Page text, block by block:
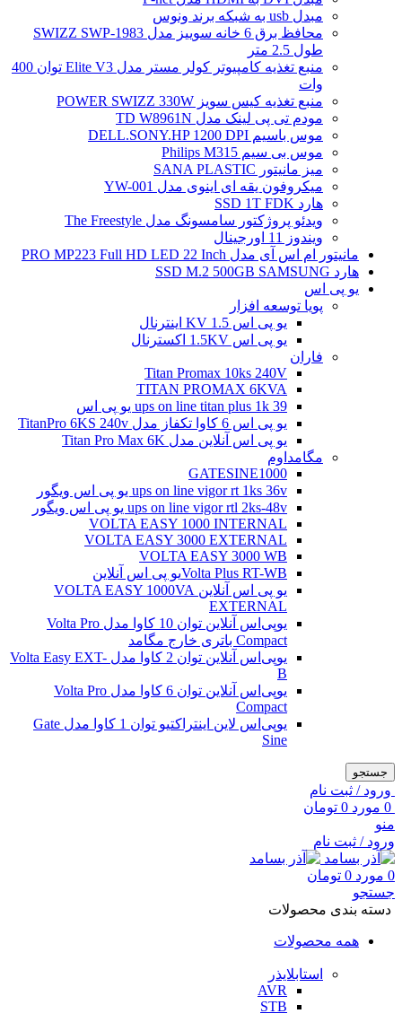
مبدل usb به شبکه برند ونوس
محافظ برق 6 خانه سوییز مدل SWIZZ SWP-1983
طول 2.5 متر
منبع تغذیه کامپیوتر کولر مستر مدل Elite V3 توان 400
وات
منبع تغذیه کیس سویز POWER SWIZZ 330W
مودم تی پی لینک مدل TD W8961N
موس باسیم DELL.SONY.HP 1200 DPI
موس بی سیم Philips M315
میز مانیتور SANA PLASTIC
میکروفون یقه ای اینوی مدل YW-001
هارد SSD 1T FDK
ویدئو پروژکتور سامسونگ مدل The Freestyle
ویندوز 11 اورجینال
مانیتور ام اس آی مدل PRO MP223 Full HD LED 22 Inch
هارد SSD M.2 500GB SAMSUNG
یو پی اس
پویا توسعه افزار
یو پی اس 1.5 KV اینترنال
یو پی اس 1.5KV اکسترنال
فاران
Titan Promax 10ks 240V
TITAN PROMAX 6KVA
ups on line titan plus 1k 39 یو پی اس
یو پی اس 6 کاوا تکفاز مدل TitanPro 6KS 240v
یو پی اس آنلاین مدل Titan Pro Max 6K
مگامداوم
GATESINE1000
ups on line vigor rt 1ks 36v یو پی اس ویگور
ups on line vigor rtl 2ks-48v یو پی اس ویگور
VOLTA EASY 1000 INTERNAL
VOLTA EASY 3000 EXTERNAL
VOLTA EASY 3000 WB
Volta Plus RT-WBیو پی اس آنلاین
یو پی اس آنلاین VOLTA EASY 1000VA
EXTERNAL
یو‌پی‌اس آنلاین توان 10 کاوا مدل Volta Pro
Compact باتری خارج مگامد
یو‌پی‌اس آنلاین توان 2 کاوا مدل Volta Easy EXT-
B
یو‌پی‌اس آنلاین توان 6 کاوا مدل Volta Pro
Compact
یو‌پی‌اس لاین اینتراکتیو توان 1 کاوا مدل Gate
Sine
جستجو
ورود / ثبت نام
0 مورد 0 تومان
منو
ورود / ثبت نام
0 مورد 0 تومان
جستجو
دسته بندی محصولات
همه محصولات
استابلایذر
AVR
STB